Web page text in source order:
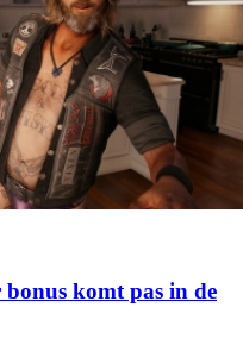
komt pas in de